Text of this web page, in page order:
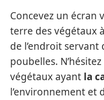
Concevez un écran
terre des végétaux
de l’endroit
poubelles.
végétaux ayant la
l’environnement et